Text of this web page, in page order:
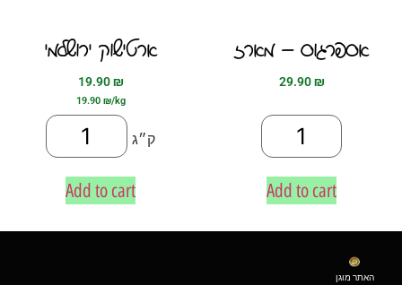
ארטישוק ירושלמי
19.90₪
19.90 ₪/kg
ק״ג
Add to cart
אספרגוס – מארז
29.90₪
Add to cart
האתר מוגן